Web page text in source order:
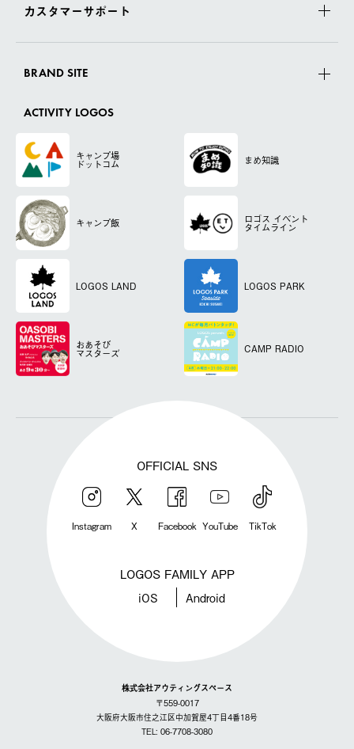
カスタマーサポート
BRAND SITE
ACTIVITY LOGOS
キャンプ場
ドットコム まめ知識
キャンプ飯 ロゴス イベント
タイムライン
LOGOS LAND LOGOS PARK
おあそび
マスターズ CAMP RADIO
OFFICIAL SNS
Instagram X Facebook YouTube TikTok
LOGOS FAMILY APP
iOS Android
株式会社アウティングスペース
〒559-0017
大阪府大阪市住之江区中加賀屋4丁目4番18号
TEL: 06-7708-3080